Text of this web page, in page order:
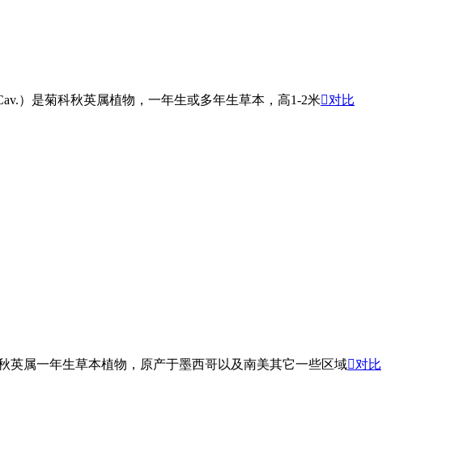
）是菊科秋英属植物，一年生或多年生草本，高1-2米对比
英属一年生草本植物，原产于墨西哥以及南美其它一些区域对比